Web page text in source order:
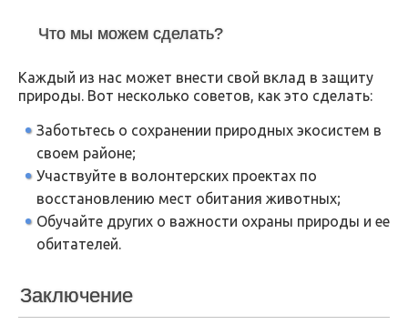
Что мы можем сделать?
Каждый из нас может внести свой вклад в защиту
природы. Вот несколько советов, как это сделать:
Заботьтесь о сохранении природных экосистем в
своем районе;
Участвуйте в волонтерских проектах по
восстановлению мест обитания животных;
Обучайте других о важности охраны природы и ее
обитателей.
Заключение